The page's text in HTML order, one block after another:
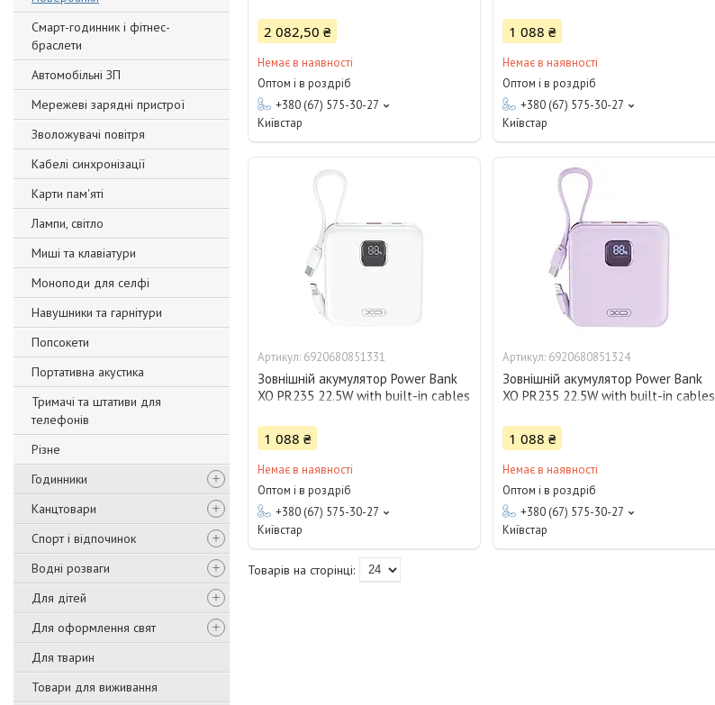
Смарт-годинник і фітнес-
браслети
Автомобільні ЗП
Мережеві зарядні пристрої
Зволожувачі повітря
Кабелі синхронізації
Карти пам'яті
Лампи, світло
Миші та клавіатури
Моноподи для селфі
Навушники та гарнітури
Попсокети
Портативна акустика
Тримачі та штативи для
телефонів
Різне
Годинники
Канцтовари
Спорт і відпочинок
Водні розваги
Для дітей
Для оформлення свят
Для тварин
Товари для виживання
2 082,50 ₴
Немає в наявності
Оптом і в роздріб
+380 (67) 575-30-27
Київстар
1 088 ₴
Немає в наявності
Оптом і в роздріб
+380 (67) 575-30-27
Київстар
6920680851331
Зовнішній акумулятор Power Bank
XO PR235 22.5W with built-in cables
1 088 ₴
Немає в наявності
Оптом і в роздріб
+380 (67) 575-30-27
Київстар
6920680851324
Зовнішній акумулятор Power Bank
XO PR235 22.5W with built-in cables
1 088 ₴
Немає в наявності
Оптом і в роздріб
+380 (67) 575-30-27
Київстар